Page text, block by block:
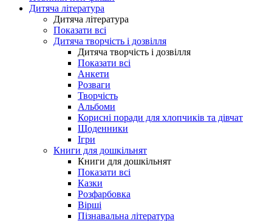
Дитяча література
Дитяча література
Показати всі
Дитяча творчість і дозвілля
Дитяча творчість і дозвілля
Показати всі
Анкети
Розваги
Творчість
Альбоми
Корисні поради для хлопчиків та дівчат
Щоденники
Ігри
Книги для дошкільнят
Книги для дошкільнят
Показати всі
Казки
Розфарбовка
Вірші
Пізнавальна література